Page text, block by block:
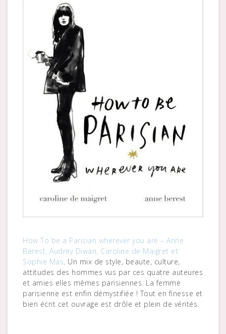
How To be a Parisian wherever you are – Anne
Berest, Audrey Diwan, Caroline de Maigret et
Sophie Mas. Un mix de style, beaute, culture,
attitudes des hommes vus par ces quatre auteures
et amies elles mêmes parisiennes. La femme
parisienne est enfin démystifiée ! Tout en finesse et
bien écrit cet ouvrage est drôle et plein de vérités.